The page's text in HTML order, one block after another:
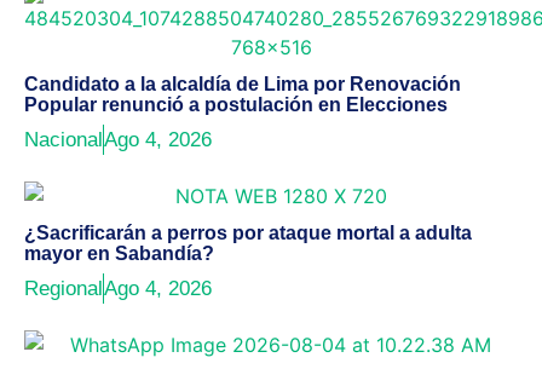
Candidato a la alcaldía de Lima por Renovación
Popular renunció a postulación en Elecciones
Nacional Ago 4, 2026
¿Sacrificarán a perros por ataque mortal a adulta
mayor en Sabandía?
RegionalAgo 4, 2026